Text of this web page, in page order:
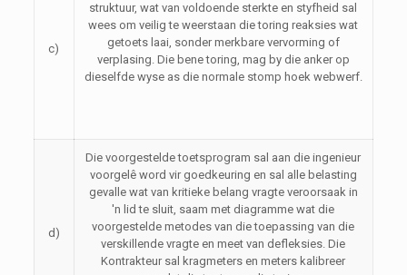
c)
struktuur, wat van voldoende sterkte en styfheid sal
wees om veilig te weerstaan ​​die toring reaksies wat
getoets laai, sonder merkbare vervorming of
verplasing. Die bene toring, mag by die anker op
dieselfde wyse as die normale stomp hoek webwerf.
d)
Die voorgestelde toetsprogram sal aan die ingenieur
voorgelê word vir goedkeuring en sal alle belasting
gevalle wat van kritieke belang vragte veroorsaak in
'n lid te sluit, saam met diagramme wat die
voorgestelde metodes van die toepassing van die
verskillende vragte en meet van defleksies. Die
Kontrakteur sal kragmeters en meters kalibreer